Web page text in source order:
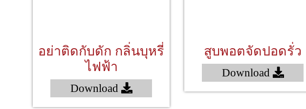
อย่าติดกับดัก กลิ่นบุหรี่
ไฟฟ้า
Download
สูบพอตจัดปอดรั่ว
Download